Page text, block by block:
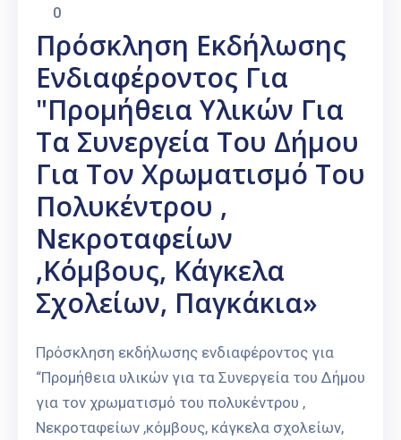
0
Πρόσκληση Εκδήλωσης
Ενδιαφέροντος Για
"Προμήθεια Υλικών Για
Τα Συνεργεία Του Δήμου
Για Τον Χρωματισμό Του
Πολυκέντρου ,
Νεκροταφείων
,κόμβους, Κάγκελα
Σχολείων, Παγκάκια»
Πρόσκληση εκδήλωσης ενδιαφέροντος για
“Προμήθεια υλικών για τα Συνεργεία του Δήμου
για τον χρωματισμό του πολυκέντρου ,
Νεκροταφείων ,κόμβους, κάγκελα σχολείων,